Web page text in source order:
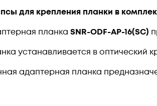
для крепления планки в
планка SNR-ODF-AP-16(SC)
устанавливается в оптический
адаптерная планка